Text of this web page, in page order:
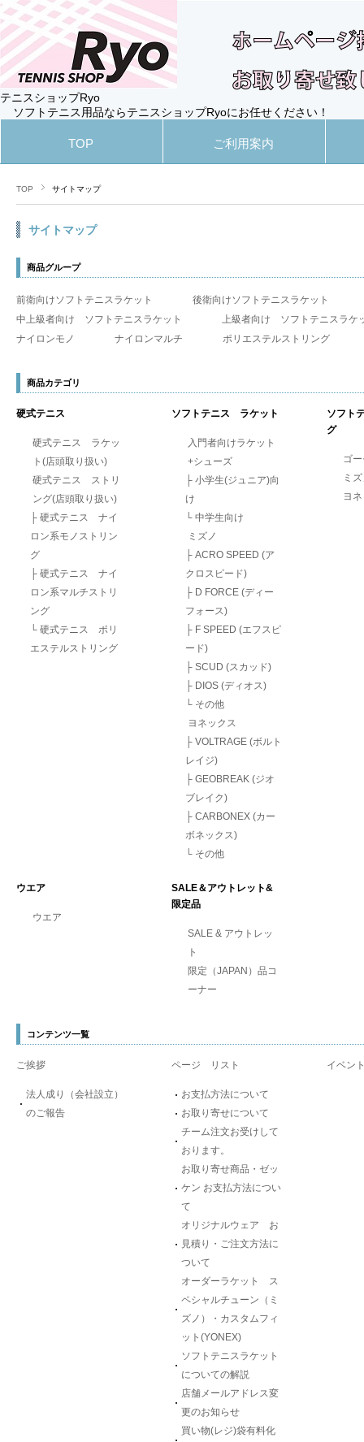
テニスショップRyo
ソフトテニス用品ならテニスショップRyoにお任せください！
TOP ご利用案内
TOP サイトマップ
サイトマップ
商品グループ
前衛向けソフトテニスラケット
後衛向けソフトテニスラケット
中上級者向け ソフトテニスラケット
上級者向け ソフトテニスラケ
ナイロンモノ
ナイロンマルチ ポリエステルストリング
商品カテゴリ
硬式テニス
硬式テニス ラケッ
ト(店頭取り扱い)
硬式テニス ストリ
ング(店頭取り扱い)
├ 硬式テニス ナイ
ロン系モノストリン
グ
├ 硬式テニス ナイ
ロン系マルチストリ
ング
└ 硬式テニス ポリ
エステルストリング
ソフトテニス ラケット
入門者向けラケット
+シューズ
├ 小学生(ジュニア)向
け
└ 中学生向け
ミズノ
├ ACRO SPEED (ア
クロスピード)
├ D FORCE (ディー
フォース)
├ F SPEED (エフスピ
ード)
├ SCUD (スカッド)
├ DIOS (ディオス)
└ その他
ヨネックス
├ VOLTRAGE (ボルト
レイジ)
├ GEOBREAK (ジオ
ブレイク)
├ CARBONEX (カー
ボネックス)
└ その他
ソフト
グ
ゴ
ミ
ヨ
ウエア
ウエア
SALE＆アウトレット&
限定品
SALE & アウトレッ
ト
限定（JAPAN）品コ
ーナー
コンテンツ一覧
ご挨拶
法人成り（会社設立）
のご報告
ページ リスト
お支払方法について
お取り寄せについて
チーム注文お受けして
おります。
お取り寄せ商品・ゼッ
ケン お支払方法につい
て
オリジナルウェア お
見積り・ご注文方法に
ついて
オーダーラケット ス
ペシャルチューン（ミ
ズノ）・カスタムフィ
ット(YONEX)
ソフトテニスラケット
についての解説
店舗メールアドレス変
更のお知らせ
買い物(レジ)袋有料化
イベン